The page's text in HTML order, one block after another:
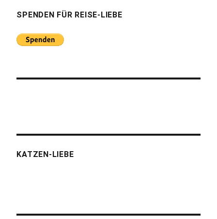
SPENDEN FÜR REISE-LIEBE
KATZEN-LIEBE